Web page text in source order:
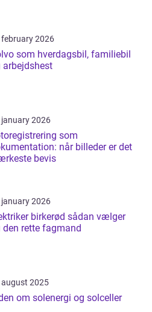
2026
som hverdagsbil, familiebil
arbejdshest
january 2026
som
når billeder er det
bevis
january 2026
birkerød sådan vælger
den rette fagmand
august 2025
om solenergi og solceller